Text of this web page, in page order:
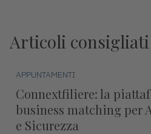
Articoli consigliati
APPUNTAMENTI
Connextfiliere: la
business matching per
e Sicurezza